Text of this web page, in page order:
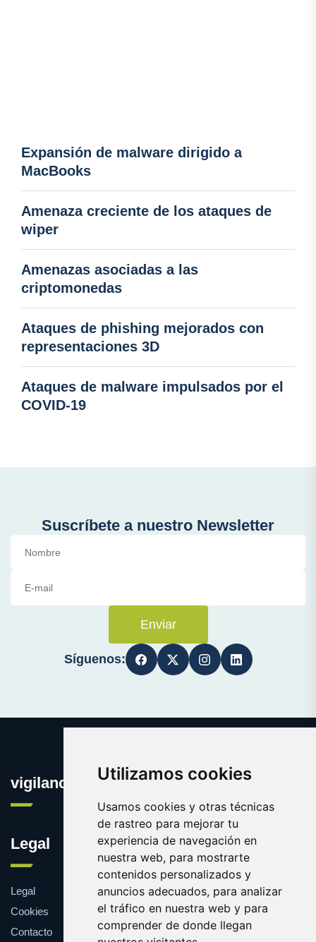
Utilizamos cookies
Usamos cookies y otras técnicas
de rastreo para mejorar tu
experiencia de navegación en
nuestra web, para mostrarte
contenidos personalizados y
anuncios adecuados, para analizar
el tráfico en nuestra web y para
comprender de donde llegan
Expansión de malware dirigido a
MacBooks
Amenaza creciente de los ataques de
wiper
Amenazas asociadas a las
criptomonedas
Ataques de phishing mejorados con
representaciones 3D
Ataques de malware impulsados por el
COVID-19
Suscríbete a nuestro Newsletter
Enviar
Síguenos:
vigilanciaonline.es
Legal
Legal
Cookies
Contacto